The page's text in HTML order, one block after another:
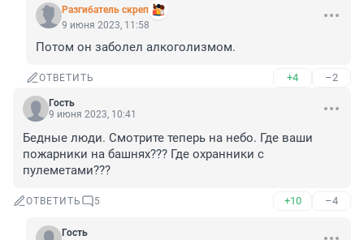
Разгибатель скреп
9 июня 2023, 11:58
Потом он заболел алкоголизмом.
ОТВЕТИТЬ +4 –2
Гость
9 июня 2023, 10:41
Бедные люди. Смотрите теперь на небо. Где ваши
пожарники на башнях??? Где охранники с
пулеметами???
ОТВЕТИТЬ 5 +10 –4
Гость